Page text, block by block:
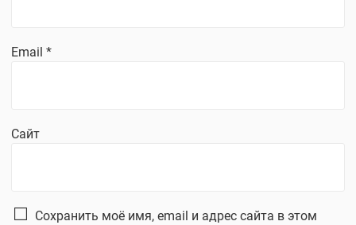
Email *
Сайт
Сохранить моё имя, email и адрес сайта в этом